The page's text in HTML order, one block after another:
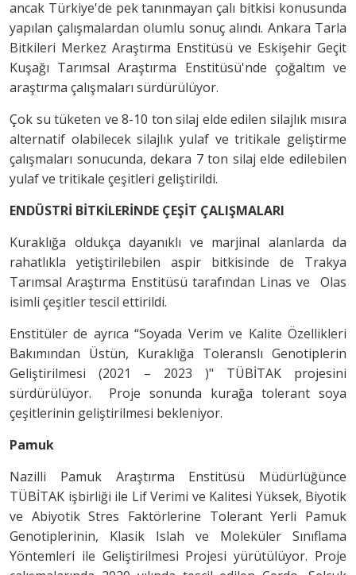
ancak Türkiye'de pek tanınmayan çalı bitkisi konusunda
yapılan çalışmalardan olumlu sonuç alındı. Ankara Tarla
Bitkileri Merkez Araştırma Enstitüsü ve Eskişehir Geçit
Kuşağı Tarımsal Araştırma Enstitüsü'nde çoğaltım ve
araştırma çalışmaları sürdürülüyor.
Çok su tüketen ve 8-10 ton silaj elde edilen silajlık mısıra
alternatif olabilecek silajlık yulaf ve tritikale geliştirme
çalışmaları sonucunda, dekara 7 ton silaj elde edilebilen
yulaf ve tritikale çeşitleri geliştirildi.
ENDÜSTRİ BİTKİLERİNDE ÇEŞİT ÇALIŞMALARI
Kuraklığa oldukça dayanıklı ve marjinal alanlarda da
rahatlıkla yetiştirilebilen aspir bitkisinde de Trakya
Tarımsal Araştırma Enstitüsü tarafından Linas ve Olas
isimli çeşitler tescil ettirildi.
Enstitüler de ayrıca “Soyada Verim ve Kalite Özellikleri
Bakımından Üstün, Kuraklığa Toleranslı Genotiplerin
Geliştirilmesi (2021 – 2023 )" TÜBİTAK projesini
sürdürülüyor. Proje sonunda kurağa tolerant soya
çeşitlerinin geliştirilmesi bekleniyor.
Pamuk
Nazilli Pamuk Araştırma Enstitüsü Müdürlüğünce
TÜBİTAK işbirliği ile Lif Verimi ve Kalitesi Yüksek, Biyotik
ve Abiyotik Stres Faktörlerine Tolerant Yerli Pamuk
Genotiplerinin, Klasik Islah ve Moleküler Sınıflama
Yöntemleri ile Geliştirilmesi Projesi yürütülüyor. Proje